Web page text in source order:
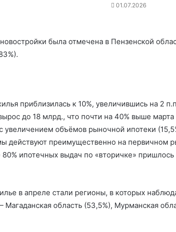
01.07.2026
была отмечена в Пензенской
приблизилась к 10%, увеличившись на 2
до 18 млрд., что почти на 40% выше марта
увеличением объёмов рыночной ипотеки
действуют преимущественно на первичном
ипотечных выдач по «вторичке» пришлось
в апреле стали регионы, в которых
область (53,5%), Мурманская